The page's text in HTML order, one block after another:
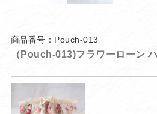
商品番号：Pouch-013
（Pouch-013)フラワーローン